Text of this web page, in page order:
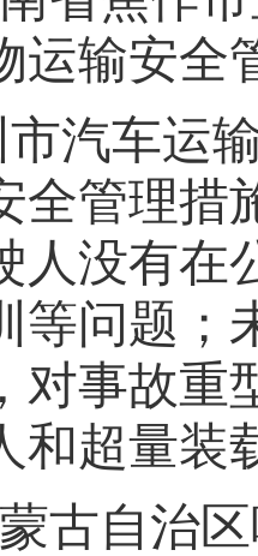
运输安全
市汽车运
全管理措
人没有在
等问题；
对事故重
和超量装
古自治